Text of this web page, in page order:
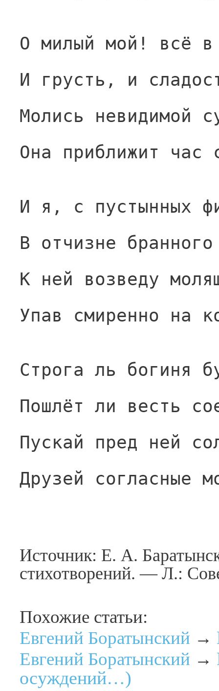
О милый мой! всё
И грусть, и
Молись невидимой
Она приближит час
И я, с пустынных
В отчизне
К ней возведу
Упав смиренно на
Строга ль богиня
Пошлёт ли весть
Пускай пред ней
Друзей согласные
Источник: Е. А.
стихотворений. — Л.:
Похожие статьи:
Евгений Боратынский →
Евгений Боратынский →
осуждений…)